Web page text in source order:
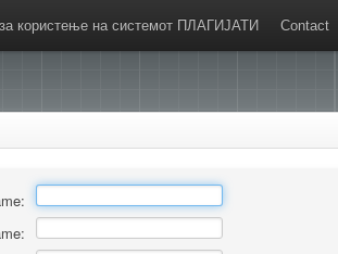
користење на системот ПЛАГИЈАТИ Contact